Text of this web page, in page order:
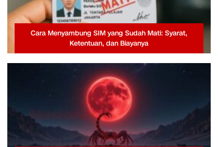
Cara Menyambung SIM yang Sudah Mati: Syarat,
Ketentuan, dan Biayanya